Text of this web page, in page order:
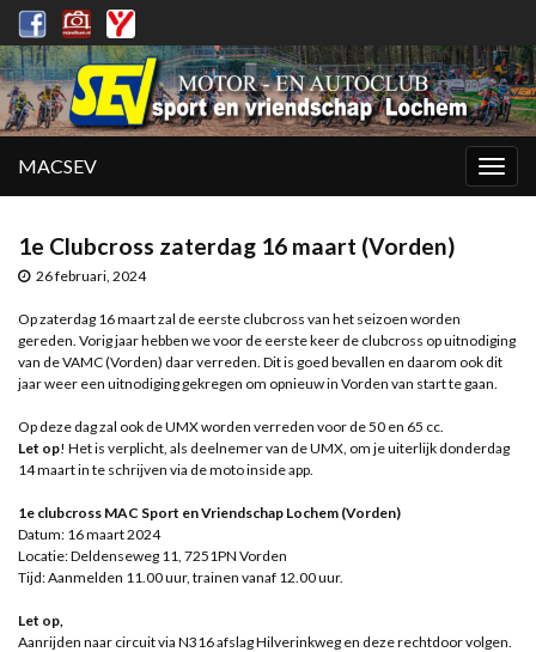
MACSEV
1e Clubcross zaterdag 16 maart (Vorden)
26 februari, 2024
Op zaterdag 16 maart zal de eerste clubcross van het seizoen worden
gereden. Vorig jaar hebben we voor de eerste keer de clubcross op uitnodiging
van de VAMC (Vorden) daar verreden. Dit is goed bevallen en daarom ook dit
jaar weer een uitnodiging gekregen om opnieuw in Vorden van start te gaan.
Op deze dag zal ook de UMX worden verreden voor de 50 en 65 cc.
Let op! Het is verplicht, als deelnemer van de UMX, om je uiterlijk donderdag
14 maart in te schrijven via de moto inside app.
1e clubcross MAC Sport en Vriendschap Lochem (Vorden)
Datum: 16 maart 2024
Locatie: Deldenseweg 11, 7251PN Vorden
Tijd: Aanmelden 11.00 uur, trainen vanaf 12.00 uur.
Let op,
Aanrijden naar circuit via N316 afslag Hilverinkweg en deze rechtdoor volgen.